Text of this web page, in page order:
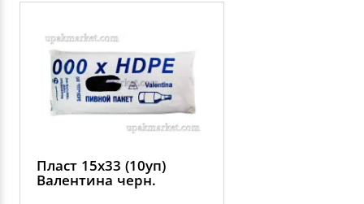
Пласт 15х33 (10уп)
Валентина черн.